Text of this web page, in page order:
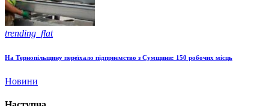
trending_flat
На Тернопільщину переїхало підприємство з Сумщини: 150 робочих місць
Новини